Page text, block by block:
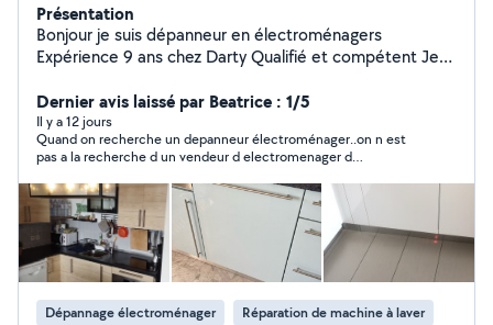
Présentation
Bonjour je suis dépanneur en électroménagers
Expérience 9 ans chez Darty Qualifié et compétent Je
laves linges les laves vaisselles les fours et tout ce qui
est aspirateurs Dyson Les marques favoris Siemens
Bosch Neff Whirlpool LG Samsung Dyson Je fait aussi du
petit bricolage je fait de la pose murale de tv peu
importe la taille je fait de l'habillage de porte pour tout
électroménagers je suis assez bien équipe en outillage
Je suis aussi bricoleur en tout genre j'étais agréé en Gaz
et en Electricité mais étant donner que j'ai perdu mon
emploi chez Darty j'ai perdu mon agrément Mais je suis
toujours qualifié l'agrément c'est juste un papier qui
protege l'employeur Pour info je ne suis pas sur le site
Dernier avis laissé par Beatrice : 1/5
Il y a 12 jours
Quand on recherche un depanneur électroménager..on n est
pas a la recherche d un vendeur d electromenager d
et certificat de garantie a la clef!
Dépannage électroménager Réparation de machine à laver